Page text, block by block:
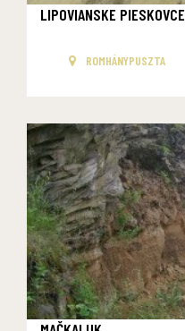
LIPOVIANSKE PIESKOVCE
ROMHÁNYPUSZTA